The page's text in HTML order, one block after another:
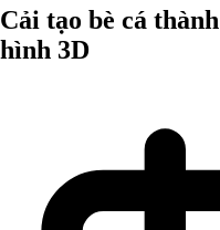
Cải tạo bè cá
hình 3D